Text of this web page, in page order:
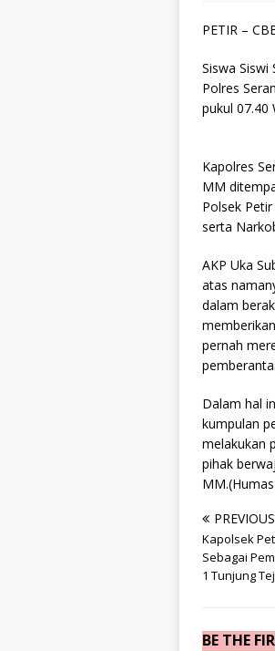
PETIR –
Siswa
Polres
pukul 07.40
Kapolres
MM
Polsek
serta
AKP Uka
atas
dalam
pernah
Dalam hal
kumpulan
melakukan
pihak
PREVIOUS
Kapolsek
Sebagai
1 Tunjung
BE THE